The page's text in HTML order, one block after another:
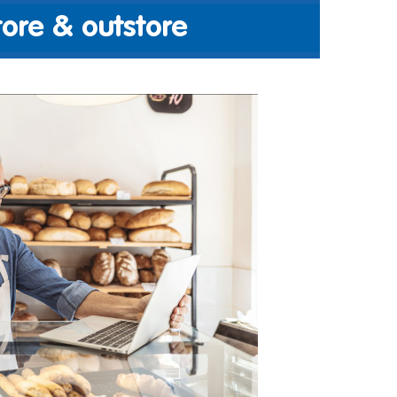
& outstore
tv-schermen waarmee uw boodschap op een unieke,
de klant springt. U inspireert en informeert uw klanten
smaakvolle sfeerbeelden of informatie over uw
via het online communicatiesysteem. Ook kunt
van interactieve sjablonen die bijvoorbeeld het
social mediaberichten laten zien. Voor welke
communicatie bieden we ook de mogelijkheid om
Deze valt op in uw winkelstraat. Acties worden op
hoofd gezien en (potentiele) klanten hebben gelijk een
En het ideale hiervan is dat u zelf berichten kan
de dag kan inplannen en wijzigen.